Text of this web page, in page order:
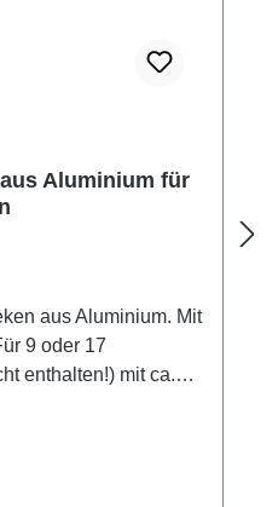
Aluminium für
aus Aluminium. Mit
9 oder 17
enthalten!) mit ca.